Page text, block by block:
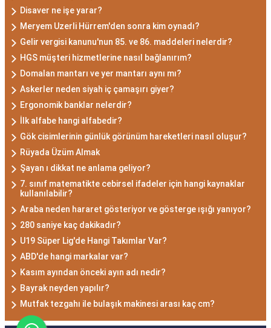
Disaver ne işe yarar?
Meryem Uzerli Hürrem'den sonra kim oynadı?
Gelir vergisi kanunu'nun 85. ve 86. maddeleri nelerdir?
HGS müşteri hizmetlerine nasıl bağlanırım?
Domalan mantarı ve yer mantarı aynı mı?
Askerler neden siyah iç çamaşırı giyer?
Ergonomik banklar nelerdir?
İlk alfabe hangi alfabedir?
Gök cisimlerinin günlük görünüm hareketleri nasıl oluşur?
Rüyada Üzüm Almak
Şayan ı dikkat ne anlama geliyor?
7. sınıf matematikte cebirsel ifadeler için hangi kaynaklar
kullanılabilir?
Araba neden hararet gösteriyor ve gösterge ışığı yanıyor?
280 saniye kaç dakikadır?
U19 Süper Lig'de Hangi Takımlar Var?
ABD'de hangi markalar var?
Kasım ayından önceki ayın adı nedir?
Bayrak neyden yapılır?
Mutfak tezgahı ile bulaşık makinesi arası kaç cm?